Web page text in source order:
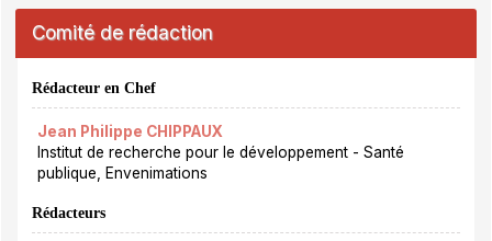
Comité de rédaction
Rédacteur en Chef
Jean Philippe CHIPPAUX
Institut de recherche pour le développement - Santé
publique, Envenimations
Rédacteurs